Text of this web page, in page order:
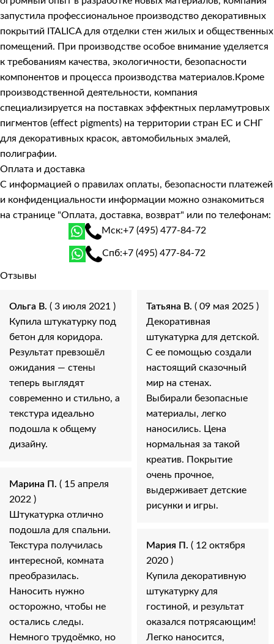
запустила профессиональное производство декоративных
покрытий ITALICA для отделки стен жилых и общественных
помещений. При производстве особое внимание уделяется
к требованиям качества, экологичности, безопасности
компонентов и процесса производства материалов.Кроме
производственной деятельности, компания
специализируется на поставках эффектных перламутровых
пигментов (effect pigments) на территории стран ЕС и СНГ
для декоративных красок, автомобильных эмалей,
полиграфии.
Оплата и доставка
С информацией о правилах оплаты, безопасности платежей
и конфиденциальности информации можно ознакомиться
на странице "Оплата, доставка, возврат" или по телефонам:
Мск:+7 (495) 477-84-72
Спб:+7 (495) 477-84-72
Отзывы
Ольга В. ( 3 июля 2021 )
Купила штукатурку под
бетон для коридора.
Результат превзошёл
ожидания — стены
теперь выглядят
современно и стильно, а
текстура идеально
подошла к общему
дизайну.
Марина П. ( 15 апреля
2022 )
Штукатурка отлично
подошла для спальни.
Текстура получилась
интересной, комната
преобразилась.
Наносить нужно
осторожно, чтобы не
остались следы.
Немного трудоёмко, но
Татьяна В. ( 09 мая 2025 )
Декоративная
штукатурка для детской.
С ее помощью создали
настоящий сказочный
мир на стенах.
Выбирали безопасные
материалы, легко
наносились. Цена
нормальная за такой
креатив. Покрытие
очень прочное,
выдерживает детские
рисунки и игры.
Мария П. ( 12 октября
2020 )
Купила декоративную
штукатурку для
гостиной, и результат
оказался потрясающим!
Легко наносится,